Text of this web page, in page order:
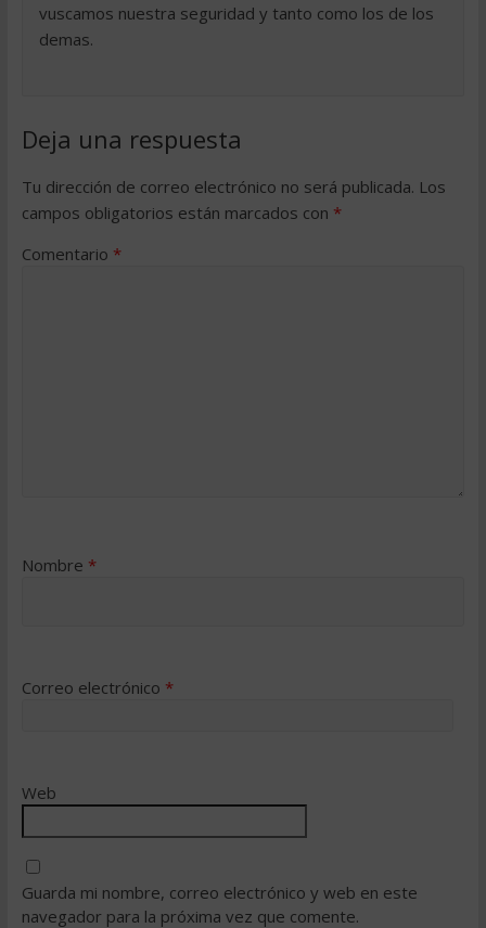
vuscamos nuestra seguridad y tanto como los de los
demas.
Deja una respuesta
Tu dirección de correo electrónico no será publicada. Los
campos obligatorios están marcados con *
Comentario *
Nombre *
Correo electrónico *
Web
Guarda mi nombre, correo electrónico y web en este
navegador para la próxima vez que comente.